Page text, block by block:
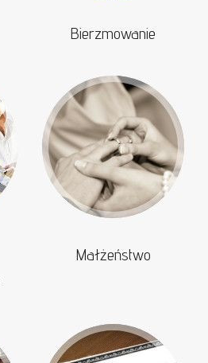
Bierzmowanie
Małżeństwo